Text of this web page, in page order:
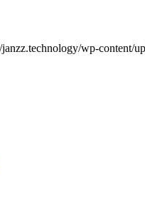
janzz.technology/wp-content/